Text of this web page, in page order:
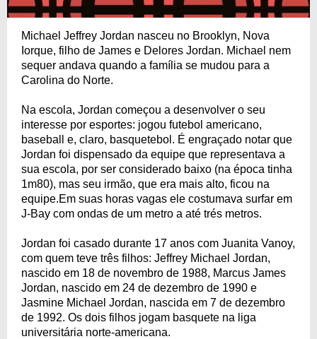
Michael Jeffrey Jordan nasceu no Brooklyn, Nova
Iorque, filho de James e Delores Jordan. Michael nem
sequer andava quando a família se mudou para a
Carolina do Norte.
Na escola, Jordan começou a desenvolver o seu
interesse por esportes: jogou futebol americano,
baseball e, claro, basquetebol. É engraçado notar que
Jordan foi dispensado da equipe que representava a
sua escola, por ser considerado baixo (na época tinha
1m80), mas seu irmão, que era mais alto, ficou na
equipe.Em suas horas vagas ele costumava surfar em
J-Bay com ondas de um metro a até trés metros.
Jordan foi casado durante 17 anos com Juanita Vanoy,
com quem teve três filhos: Jeffrey Michael Jordan,
nascido em 18 de novembro de 1988, Marcus James
Jordan, nascido em 24 de dezembro de 1990 e
Jasmine Michael Jordan, nascida em 7 de dezembro
de 1992. Os dois filhos jogam basquete na liga
universitária norte-americana.